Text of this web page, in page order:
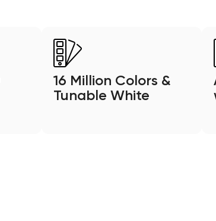
16 Million Colors &
Tunable White